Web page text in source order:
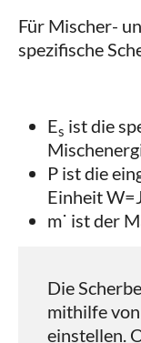
Für Mischer-
spezifische
Es ist die
P ist die
Einheit
m˙ ist der
Die
mithilfe
einstellen.